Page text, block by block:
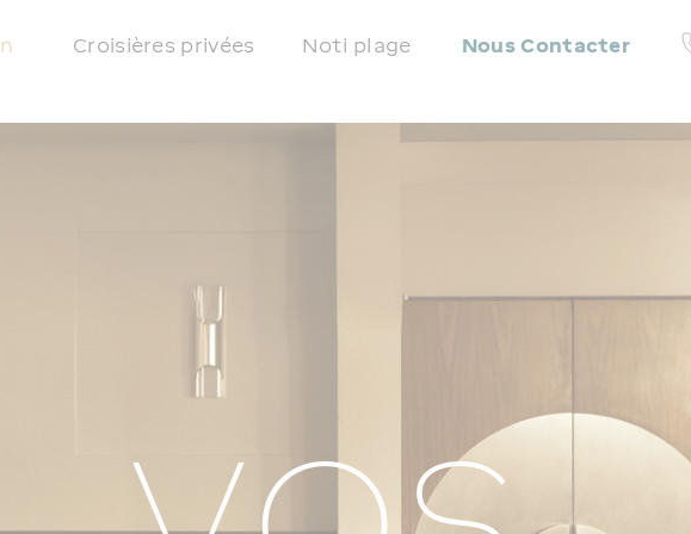
Croisières privées Noti plage Nous Contacter